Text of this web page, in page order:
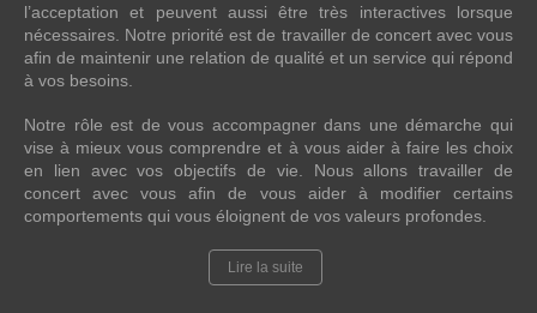
l’acceptation et peuvent aussi être très interactives lorsque
nécessaires. Notre priorité est de travailler de concert avec vous
afin de maintenir une relation de qualité et un service qui répond
à vos besoins.
Notre rôle est de vous accompagner dans une démarche qui
vise à mieux vous comprendre et à vous aider à faire les choix
en lien avec vos objectifs de vie. Nous allons travailler de
concert avec vous afin de vous aider à modifier certains
comportements qui vous éloignent de vos valeurs profondes.
Lire la suite